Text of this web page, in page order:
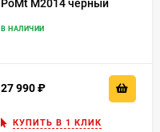
PoMt M2014 черный
В НАЛИЧИИ
27 990
КУПИТЬ В 1 КЛИК